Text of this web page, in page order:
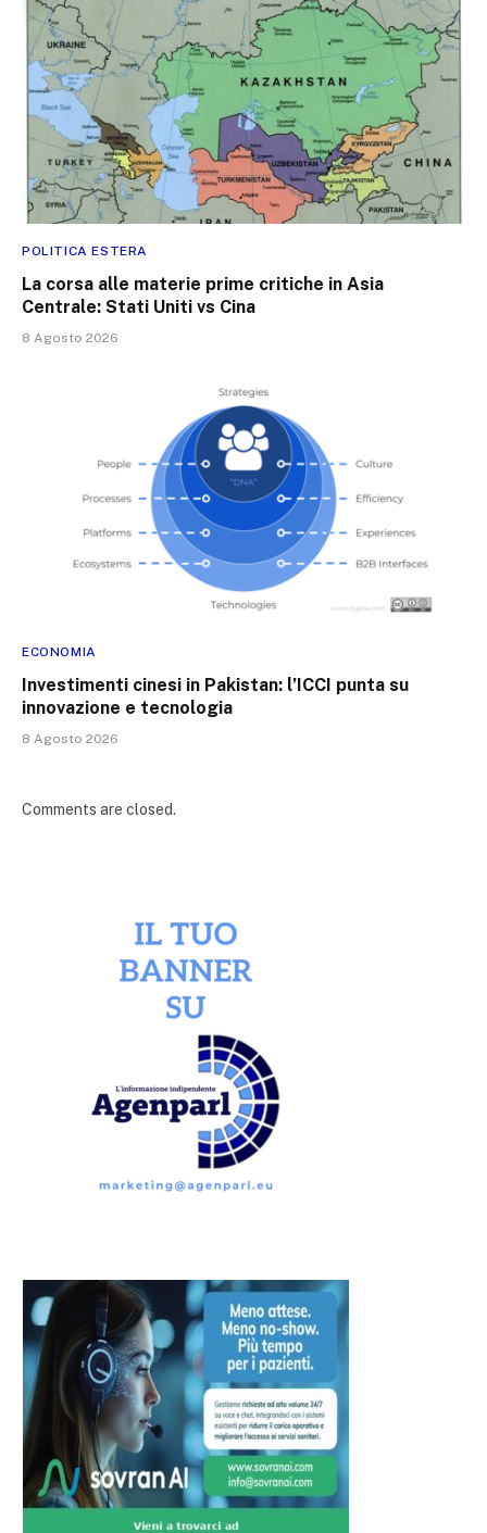
POLITICA ESTERA
La corsa alle materie prime critiche in Asia
Centrale: Stati Uniti vs Cina
8 Agosto 2026
ECONOMIA
Investimenti cinesi in Pakistan: l’ICCI punta su
innovazione e tecnologia
8 Agosto 2026
Comments are closed.